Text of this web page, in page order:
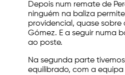
Depois num remate de
ninguém na baliza
providencial, quase sobre
Gómez. E a seguir numa
ao poste.
Na segunda parte
equilibrado, com a equipa